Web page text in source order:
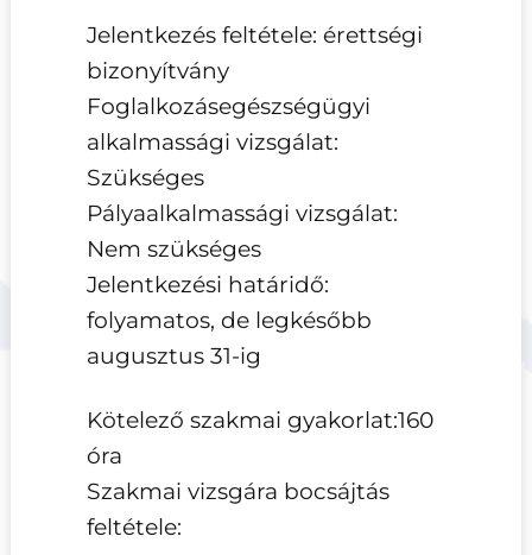
Jelentkezés feltétele: érettségi
bizonyítvány
Foglalkozásegészségügyi
alkalmassági vizsgálat:
Szükséges
Pályaalkalmassági vizsgálat:
Nem szükséges
Jelentkezési határidő:
folyamatos, de legkésőbb
augusztus 31-ig
Kötelező szakmai gyakorlat:160
óra
Szakmai vizsgára bocsájtás
feltétele: